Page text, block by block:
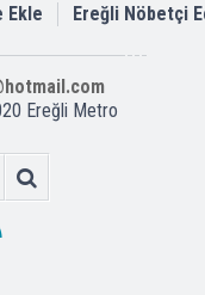
Ekle Ereğli Nöbetçi
Ereğli Metro